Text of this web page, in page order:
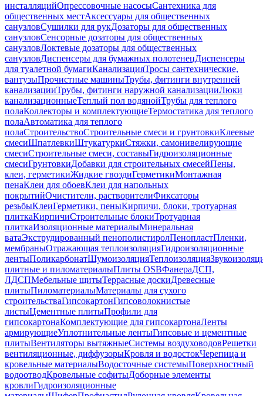
инсталляцийОпрессовочные насосыСантехника для
общественных местАксессуары для общественных
санузловСушилки для рукДозаторы для общественных
санузловСенсорные дозаторы для общественных
санузловЛоктевые дозаторы для общественных
санузловДиспенсеры для бумажных полотенецДиспенсеры
для туалетной бумагиКанализацияТросы сантехнические,
вантузыПрочистные машиныТрубы, фитинги внутренней
канализацииТрубы, фитинги наружной канализацииЛюки
канализационныеТеплый пол водянойТрубы для теплого
полаКоллекторы и комплектующиеТермостатика для теплого
полаАвтоматика для теплого
полаСтроительствоСтроительные смеси и грунтовкиКлеевые
смесиШпатлевкиШтукатуркиСтяжки, самонивелирующие
смесиСтроительные смеси, составыГидроизоляционные
смесиГрунтовкиДобавки для строительных смесейПены,
клеи, герметикиЖидкие гвоздиГерметикиМонтажная
пенаКлеи для обоевКлеи для напольных
покрытийОчистители, растворителиФиксаторы
резьбыКлеиГерметики, пеныКирпичи, блоки, тротуарная
плиткаКирпичиСтроительные блокиТротуарная
плиткаИзоляционные материалыМинеральная
ватаЭкструдированный пенополистиролПенопластПленки,
мембраныОтражающая теплоизоляцияГидроизоляционные
лентыПоликарбонатШумоизоляцияТеплоизоляция
плитные и пиломатериалыПлиты OSBФанераДСП,
ЛДСПМебельные щитыТеррасные доскиДревесные
плитыПиломатериалыМатериалы для сухого
строительстваГипсокартонГипсоволокнистые
листыЦементные плитыПрофили для
гипсокартонаКомплектующие для гипсокартонаЛенты
армирующиеУплотнительные лентыГипсовые и цементные
плитыВентиляторы вытяжныеСистемы воздуховодовРешетки
вентиляционные, диффузорыКровля и водостокЧерепица и
кровельные материалыВодосточные системыПоверхностный
водоотводКровельные софитыДоборные элементы
кровлиГидроизоляционные